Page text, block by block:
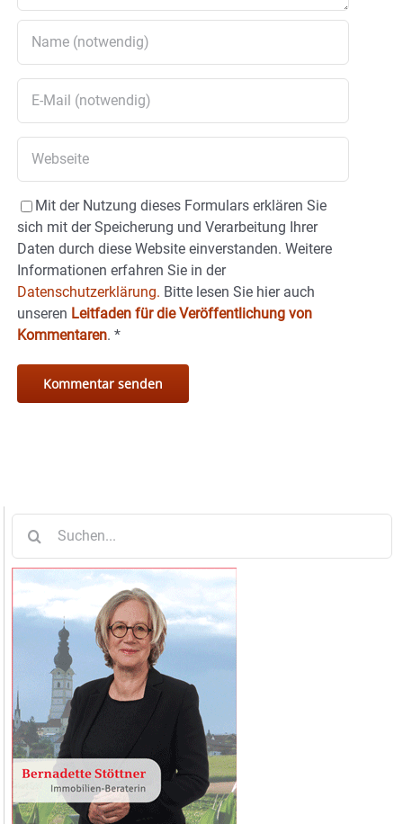
Mit der Nutzung dieses Formulars erklären Sie
sich mit der Speicherung und Verarbeitung Ihrer
Daten durch diese Website einverstanden. Weitere
Informationen erfahren Sie in der
Datenschutzerklärung. Bitte lesen Sie hier auch
unseren Leitfaden für die Veröffentlichung von
Kommentaren. *
nach: